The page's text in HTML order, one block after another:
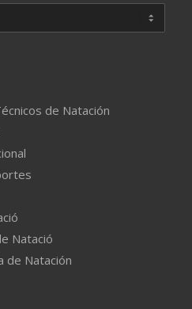
de Natación
Natació
de Natación